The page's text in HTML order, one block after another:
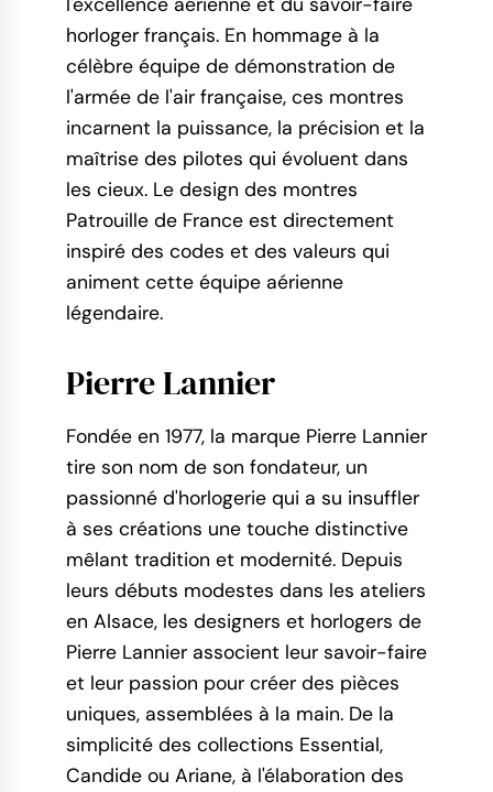
horloger français. En hommage à la
célèbre équipe de démonstration de
l'armée de l'air française, ces montres
incarnent la puissance, la précision et la
maîtrise des pilotes qui évoluent dans
les cieux. Le design des montres
Patrouille de France est directement
inspiré des codes et des valeurs qui
animent cette équipe aérienne
légendaire.
Pierre Lannier
Fondée en 1977, la marque Pierre Lannier
tire son nom de son fondateur, un
passionné d'horlogerie qui a su insuffler
à ses créations une touche distinctive
mêlant tradition et modernité. Depuis
leurs débuts modestes dans les ateliers
en Alsace, les designers et horlogers de
Pierre Lannier associent leur savoir-faire
et leur passion pour créer des pièces
uniques, assemblées à la main. De la
simplicité des collections Essential,
Candide ou Ariane, à l'élaboration des